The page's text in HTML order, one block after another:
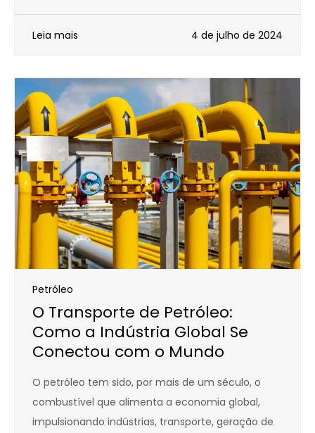
Leia mais 4 de julho de 2024
Petróleo
O Transporte de Petróleo:
Como a Indústria Global Se
Conectou com o Mundo
O petróleo tem sido, por mais de um século, o
combustível que alimenta a economia global,
impulsionando indústrias, transporte, geração de